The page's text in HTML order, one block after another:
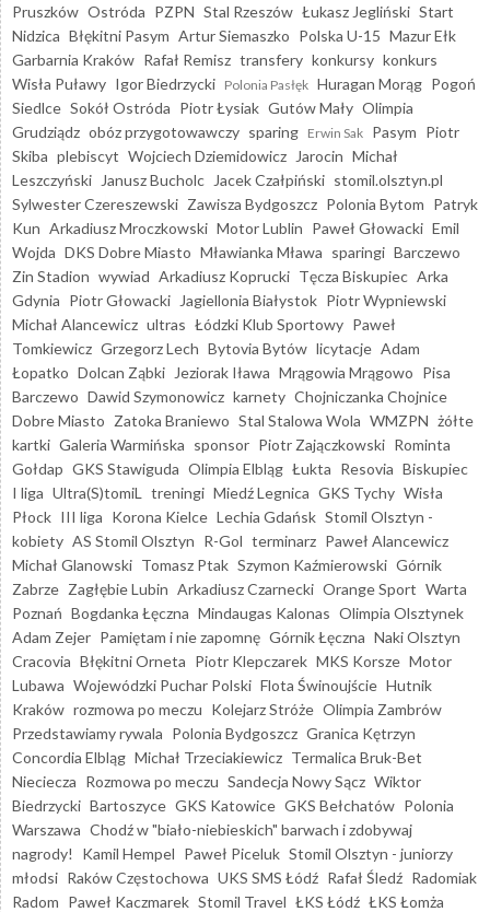
Pruszków Ostróda PZPN Stal Rzeszów Łukasz Jegliński Start
Nidzica Błękitni Pasym Artur Siemaszko Polska U-15 Mazur Ełk
Garbarnia Kraków Rafał Remisz transfery konkursy konkurs
Wisła Puławy Igor Biedrzycki Polonia Pasłęk Huragan Morąg Pogoń
Siedlce Sokół Ostróda Piotr Łysiak Gutów Mały Olimpia
Grudziądz obóz przygotowawczy sparing Erwin Sak Pasym Piotr
Skiba plebiscyt Wojciech Dziemidowicz Jarocin Michał
Leszczyński
Janusz Bucholc Jacek Czałpiński stomil.olsztyn.pl
Sylwester Czereszewski Zawisza Bydgoszcz Polonia Bytom Patryk
Kun Arkadiusz Mroczkowski Motor Lublin Paweł Głowacki Emil
Wojda DKS Dobre Miasto Mławianka Mława sparingi Barczewo
Zin Stadion wywiad Arkadiusz Koprucki Tęcza Biskupiec Arka
Gdynia Piotr Głowacki Jagiellonia Białystok Piotr Wypniewski
Michał Alancewicz ultras Łódzki Klub Sportowy Paweł
Tomkiewicz Grzegorz Lech Bytovia Bytów licytacje Adam
Łopatko Dolcan Ząbki Jeziorak Iława Mrągowia Mrągowo Pisa
Barczewo Dawid Szymonowicz karnety Chojniczanka Chojnice
Dobre Miasto Zatoka Braniewo Stal Stalowa Wola WMZPN żółte
kartki Galeria Warmińska sponsor Piotr Zajączkowski Rominta
Gołdap GKS Stawiguda Olimpia Elbląg Łukta Resovia Biskupiec
I liga Ultra(S)tomiL treningi Miedź Legnica GKS Tychy Wisła
Płock III liga Korona Kielce Lechia Gdańsk Stomil Olsztyn -
kobiety AS Stomil Olsztyn R-Gol terminarz Paweł Alancewicz
Michał Glanowski Tomasz Ptak Szymon Kaźmierowski Górnik
Zabrze Zagłębie Lubin Arkadiusz Czarnecki Orange Sport Warta
Poznań Bogdanka Łęczna Mindaugas Kalonas Olimpia Olsztynek
Adam Zejer Pamiętam i nie zapomnę Górnik Łęczna Naki Olsztyn
Cracovia Błękitni Orneta Piotr Klepczarek MKS Korsze Motor
Lubawa Wojewódzki Puchar Polski Flota Świnoujście Hutnik
Kraków rozmowa po meczu Kolejarz Stróże Olimpia Zambrów
Przedstawiamy rywala Polonia Bydgoszcz Granica Kętrzyn
Concordia Elbląg Michał Trzeciakiewicz Termalica Bruk-Bet
Nieciecza Rozmowa po meczu Sandecja Nowy Sącz Wiktor
Biedrzycki Bartoszyce GKS Katowice GKS Bełchatów Polonia
Warszawa Chodź w "biało-niebieskich" barwach i zdobywaj
nagrody!
Kamil Hempel Paweł Piceluk Stomil Olsztyn - juniorzy
młodsi Raków Częstochowa UKS SMS Łódź Rafał Śledź Radomiak
Radom Paweł Kaczmarek Stomil Travel ŁKS Łódź ŁKS Łomża